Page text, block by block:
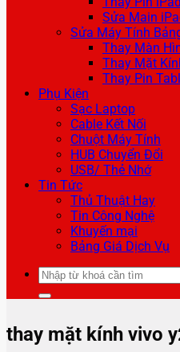
Sửa Main
Sửa Máy Tính
Thay Màn
Thay Mặt
Thay Pin
Phụ Kiện
Sạc Laptop
Cable Kết Nối
Chuột Máy Tính
HUB Chuyển Đổi
USB/ Thẻ Nhớ
Tin Tức
Thủ Thuật Hay
Tin Công Nghệ
Khuyến mại
Bảng Giá Dịch Vụ
Tìm
kiếm:
thay mặt kính vivo